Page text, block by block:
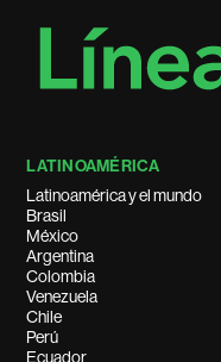
LATINOAMÉRICA
Latinoamérica y el mundo
Brasil
México
Argentina
Colombia
Venezuela
Chile
Perú
Ecuador